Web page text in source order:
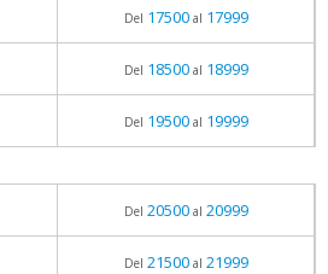
Del 17500al 17999
Del 18500al 18999
Del 19500al 19999
Del 20500al 20999
Del 21500al 21999